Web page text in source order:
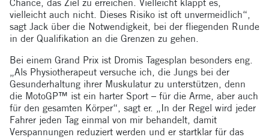
Chance, das Ziel zu erreichen. Vielleicht klappt es,
vielleicht auch nicht. Dieses Risiko ist oft unvermeidlich“,
sagt Jack über die Notwendigkeit, bei der fliegenden Runde
in der Qualifikation an die Grenzen zu gehen.
Bei einem Grand Prix ist Dromis Tagesplan besonders eng.
„Als Physiotherapeut versuche ich, die Jungs bei der
Gesunderhaltung ihrer Muskulatur zu unterstützen, denn
die MotoGP™ ist ein harter Sport – für die Arme, aber auch
für den gesamten Körper“, sagt er. „In der Regel wird jeder
Fahrer jeden Tag einmal von mir behandelt, damit
Verspannungen reduziert werden und er startklar für das